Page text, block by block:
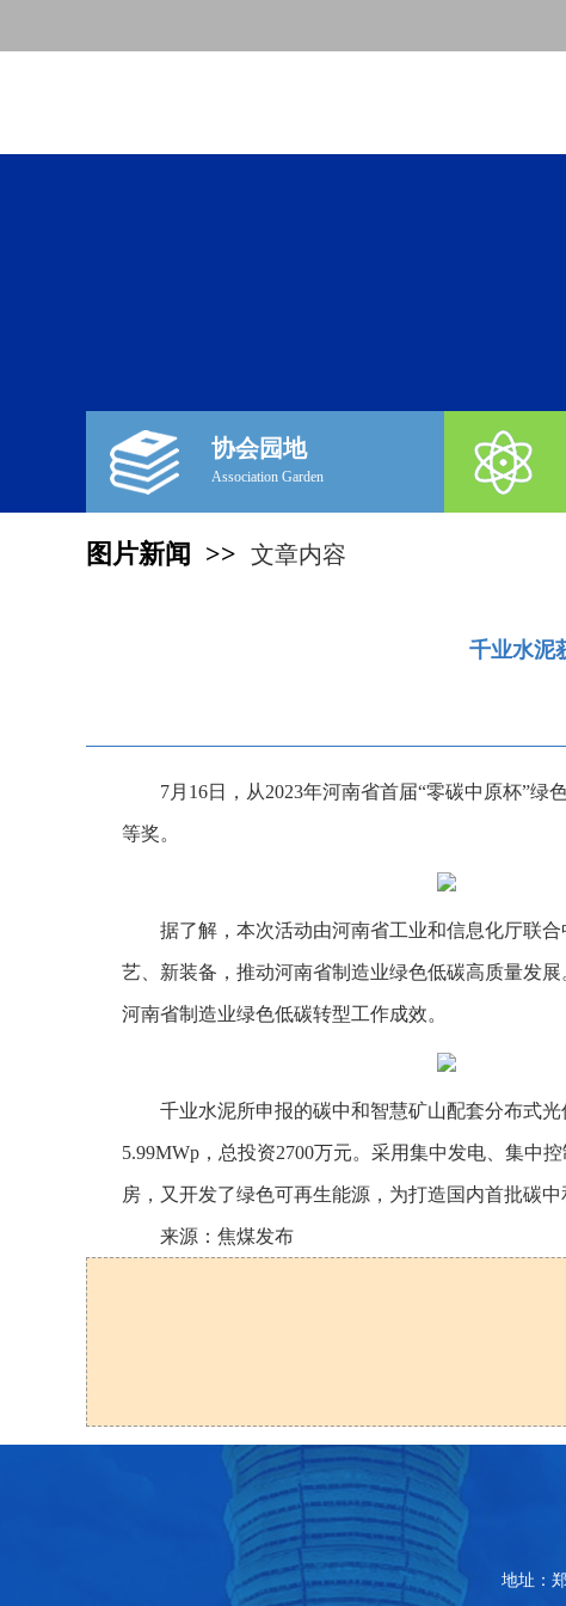
协会园地
Association Garden
图片新闻 >> 文章内容
千业水泥
7月16日，从2023年河南省首届“零碳中原杯”
等奖。
据了解，本次活动由河南省工业和信息化厅联
艺、新装备，推动河南省制造业绿色低碳高质量发
河南省制造业绿色低碳转型工作成效。
千业水泥所申报的碳中和智慧矿山配套分布式
5.99MWp，总投资2700万元。采用集中发电、集中
房，又开发了绿色可再生能源，为打造国内首批碳中
来源：焦煤发布